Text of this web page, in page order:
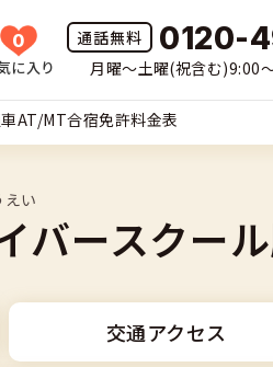
0
に入り
0120-
月曜〜土曜(祝含む)9:00
AT/MT合宿免許料金表
い
バースクー
交通アクセス